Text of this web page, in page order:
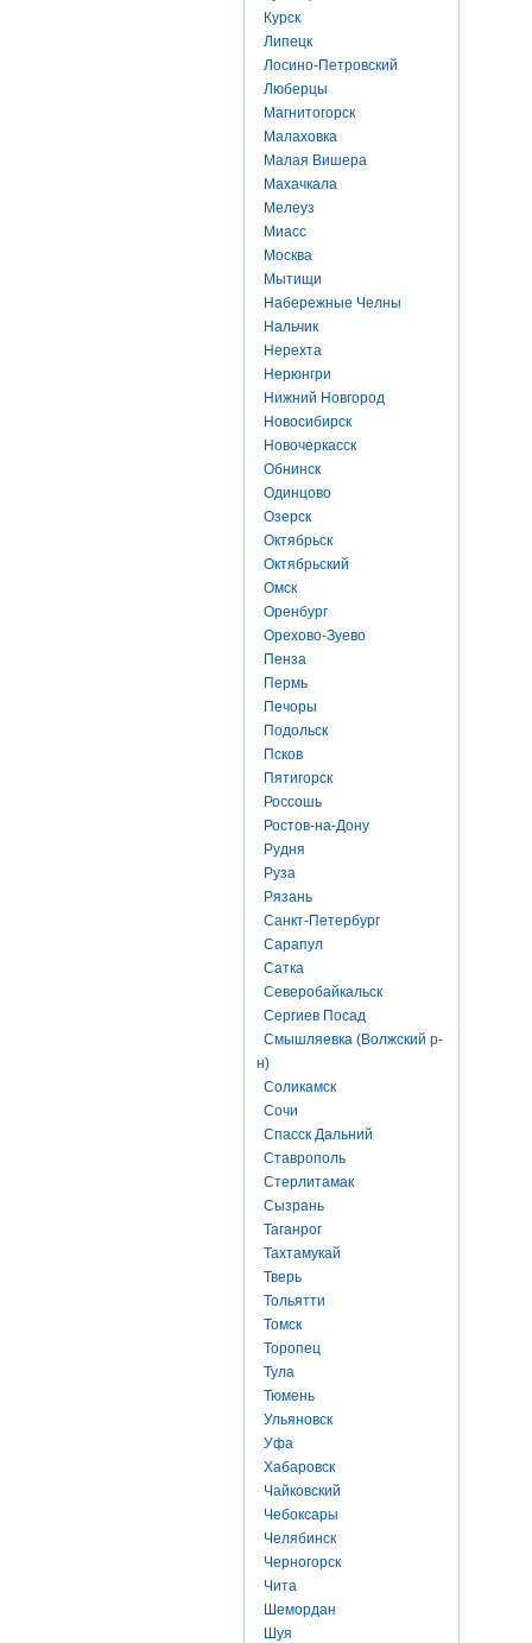
Курск
Липецк
Лосино-Петровский
Люберцы
Магнитогорск
Малаховка
Малая Вишера
Махачкала
Мелеуз
Миасс
Москва
Мытищи
Набережные Челны
Нальчик
Нерехта
Нерюнгри
Нижний Новгород
Новосибирск
Новочеркасск
Обнинск
Одинцово
Озерск
Октябрьск
Октябрьский
Омск
Оренбург
Орехово-Зуево
Пенза
Пермь
Печоры
Подольск
Псков
Пятигорск
Россошь
Ростов-на-Дону
Рудня
Руза
Рязань
Санкт-Петербург
Сарапул
Сатка
Северобайкальск
Сергиев Посад
Смышляевка (Волжский р-
н)
Соликамск
Сочи
Спасск Дальний
Ставрополь
Стерлитамак
Сызрань
Таганрог
Тахтамукай
Тверь
Тольятти
Томск
Торопец
Тула
Тюмень
Ульяновск
Уфа
Хабаровск
Чайковский
Чебоксары
Челябинск
Черногорск
Чита
Шемордан
Шуя